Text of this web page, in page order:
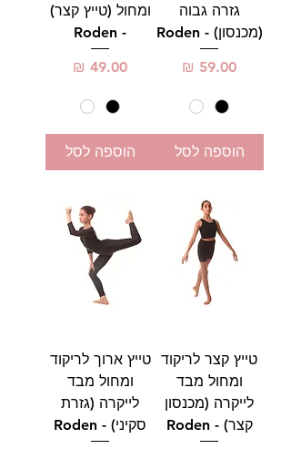
גזרה גבוה
(מכנסון) - Roden
מחיר
הוספה לסל
ומחול (טייץ קצר)
- Roden
מחיר
הוספה לסל
טייץ קצר לריקוד
ומחול מבד
לייקרה (מכנסון
קצר) - Roden
טייץ ארוך לריקוד
ומחול מבד
לייקרה (גזרת
סקיני) - Roden